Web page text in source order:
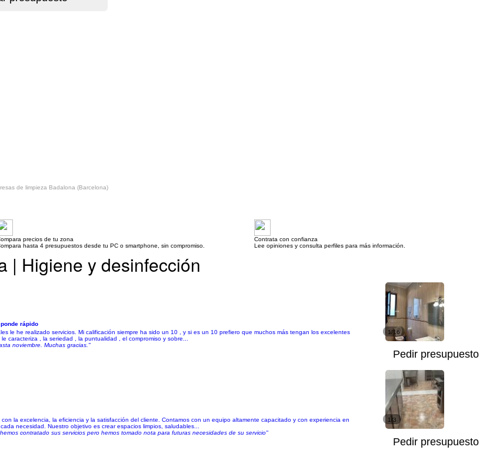
de limpieza Badalona (Barcelona)
precios de tu zona
hasta 4 presupuestos desde tu PC o smartphone, sin compromiso.
Contrata con confianza
Lee opiniones y consulta perfiles para más información.
| Higiene y desinfección
rápido
le he realizado servicios. Mi calificación siempre ha sido un 10 , y si es un 10 prefiero que muchos más tengan los excelentes
caracteriza , la seriedad , la puntualidad , el compromiso y sobre...
noviembre. Muchas gracias."
1/16
Pedir presupuesto
la excelencia, la eficiencia y la satisfacción del cliente. Contamos con un equipo altamente capacitado y con experiencia en
necesidad. Nuestro objetivo es crear espacios limpios, saludables...
contratado sus servicios pero hemos tomado nota para futuras necesidades de su servicio"
1/3
Pedir presupuesto